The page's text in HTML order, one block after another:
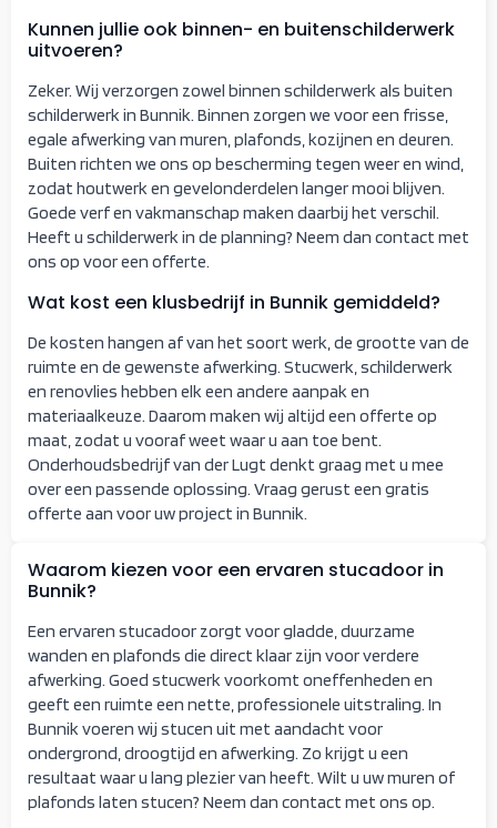
Kunnen jullie ook binnen- en buitenschilderwerk
uitvoeren?
Zeker. Wij verzorgen zowel binnen schilderwerk als buiten
schilderwerk in Bunnik. Binnen zorgen we voor een frisse,
egale afwerking van muren, plafonds, kozijnen en deuren.
Buiten richten we ons op bescherming tegen weer en wind,
zodat houtwerk en gevelonderdelen langer mooi blijven.
Goede verf en vakmanschap maken daarbij het verschil.
Heeft u schilderwerk in de planning? Neem dan contact met
ons op voor een offerte.
Wat kost een klusbedrijf in Bunnik gemiddeld?
De kosten hangen af van het soort werk, de grootte van de
ruimte en de gewenste afwerking. Stucwerk, schilderwerk
en renovlies hebben elk een andere aanpak en
materiaalkeuze. Daarom maken wij altijd een offerte op
maat, zodat u vooraf weet waar u aan toe bent.
Onderhoudsbedrijf van der Lugt denkt graag met u mee
over een passende oplossing. Vraag gerust een gratis
offerte aan voor uw project in Bunnik.
Waarom kiezen voor een ervaren stucadoor in
Bunnik?
Een ervaren stucadoor zorgt voor gladde, duurzame
wanden en plafonds die direct klaar zijn voor verdere
afwerking. Goed stucwerk voorkomt oneffenheden en
geeft een ruimte een nette, professionele uitstraling. In
Bunnik voeren wij stucen uit met aandacht voor
ondergrond, droogtijd en afwerking. Zo krijgt u een
resultaat waar u lang plezier van heeft. Wilt u uw muren of
plafonds laten stucen? Neem dan contact met ons op.